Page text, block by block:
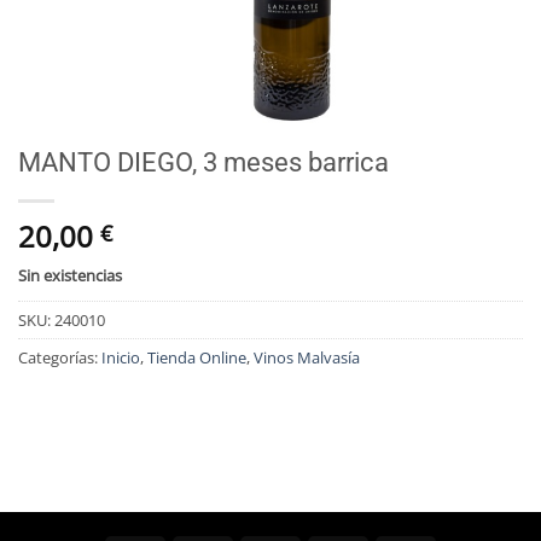
MANTO DIEGO, 3 meses barrica
20,00 €
Sin existencias
SKU:240010
Categorías: Inicio,Tienda Online,Vinos Malvasía